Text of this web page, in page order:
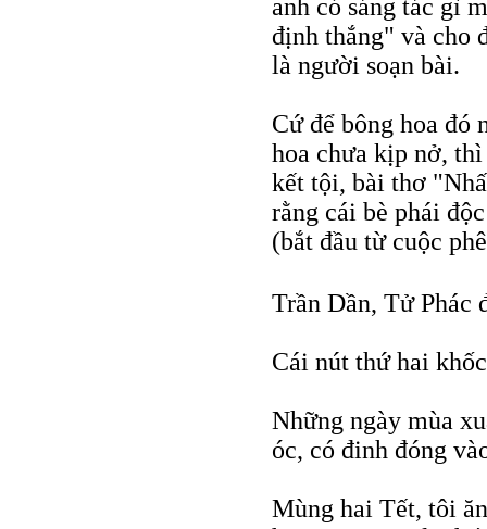
anh có sáng tác gì
định thắng" và cho
là người soạn bài.
Cứ để bông hoa
hoa chưa kịp nở,
kết tội, bài thơ
rằng cái bè phái
(bắt đầu từ cuộc
Trần Dần, Tử Phác
Cái nút thứ hai
Những ngày mùa
óc, có đinh đóng
Mùng hai Tết, tôi